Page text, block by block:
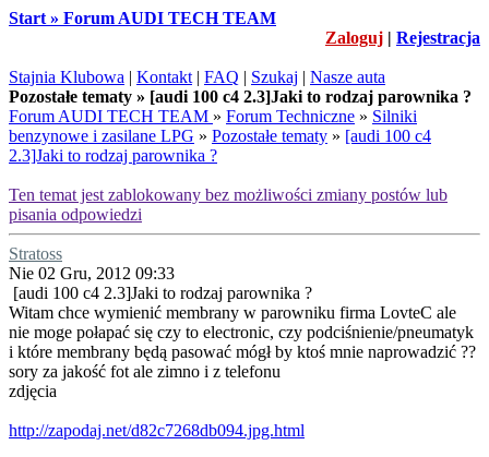
Start » Forum AUDI TECH TEAM
Zaloguj | Rejestracja
Stajnia Klubowa | Kontakt | FAQ | Szukaj | Nasze auta
Pozostałe tematy » [audi 100 c4 2.3]Jaki to rodzaj parownika ?
Forum AUDI TECH TEAM » Forum Techniczne » Silniki
benzynowe i zasilane LPG » Pozostałe tematy » [audi 100 c4
2.3]Jaki to rodzaj parownika ?
Ten temat jest zablokowany bez możliwości zmiany postów lub
pisania odpowiedzi
Stratoss
Nie 02 Gru, 2012 09:33
[audi 100 c4 2.3]Jaki to rodzaj parownika ?
Witam chce wymienić membrany w parowniku firma LovteC ale
nie moge połapać się czy to electronic, czy podciśnienie/pneumatyk
i które membrany będą pasować mógł by ktoś mnie naprowadzić ??
sory za jakość fot ale zimno i z telefonu
zdjęcia
http://zapodaj.net/d82c7268db094.jpg.html